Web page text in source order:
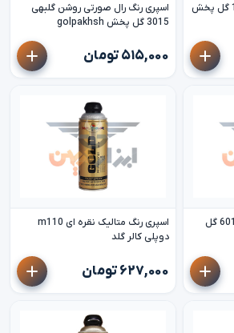
اسپری رنگ رال زرد سیر 1028 گل پخش
اسپری رنگ رال صورتی روشن گلبهی
3015 گل پخش golpakhsh
۵۱۵,۰۰۰ تومان
اسپری رنگ رال سبز روشن 6017 گل
اسپری رنگ متالیک نقره ای m110
دوپلی کالر گلد
۶۲۷,۰۰۰ تومان